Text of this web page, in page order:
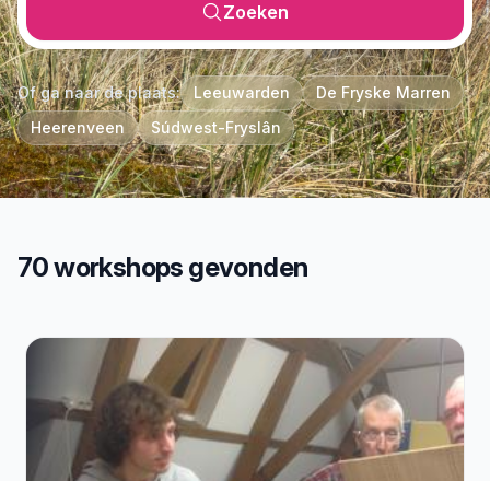
Zoeken
Of ga naar de plaats: Leeuwarden
De Fryske Marren
Heerenveen
Súdwest-Fryslân
70 workshops gevonden